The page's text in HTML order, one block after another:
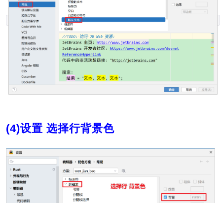
(4)设置 选择行背景色